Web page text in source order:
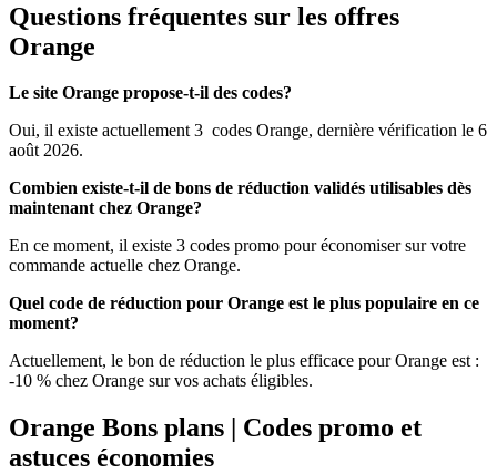
Questions fréquentes sur les offres
Orange
Le site Orange propose-t-il des codes?
Oui, il existe actuellement 3 codes Orange, dernière vérification le 6
août 2026.
Combien existe-t-il de bons de réduction validés utilisables dès
maintenant chez Orange?
En ce moment, il existe 3 codes promo pour économiser sur votre
commande actuelle chez Orange.
Quel code de réduction pour Orange est le plus populaire en ce
moment?
Actuellement, le bon de réduction le plus efficace pour Orange est :
-10 % chez Orange sur vos achats éligibles.
Orange Bons plans | Codes promo et
astuces économies